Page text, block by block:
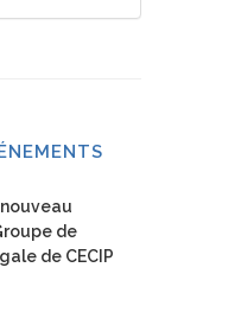
de
de CECIP